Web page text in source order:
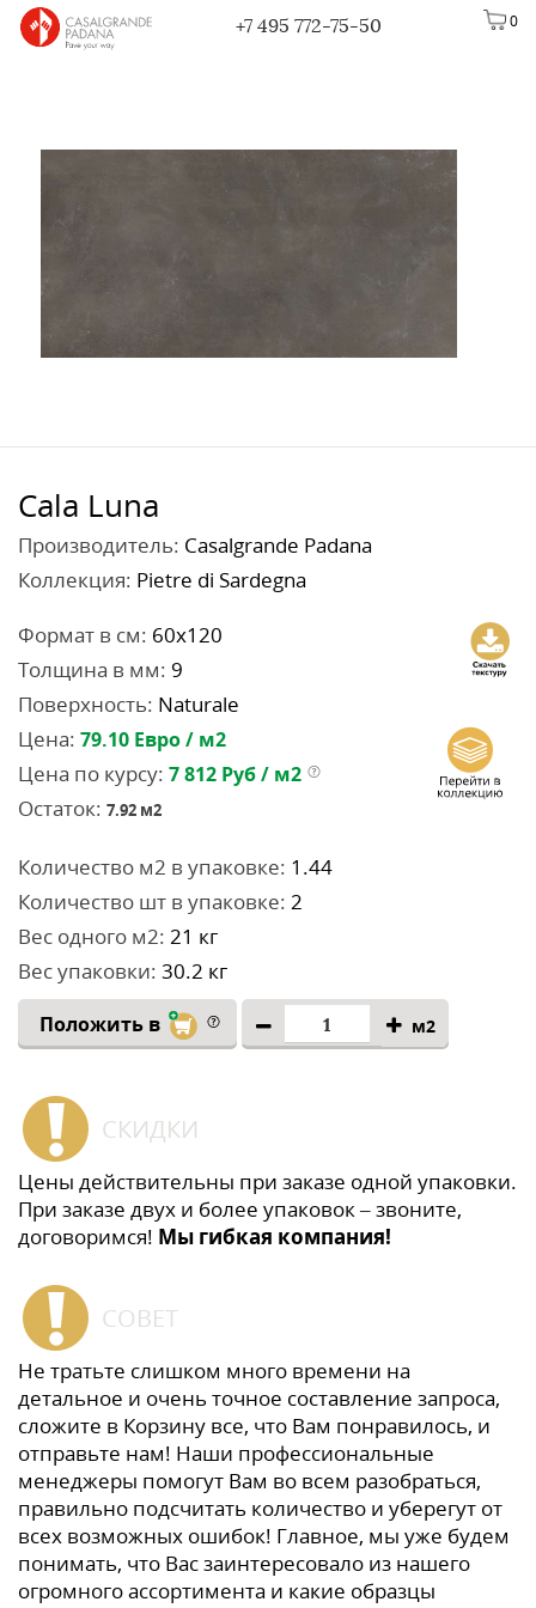
0
+7 495 772-75-50
Cala Luna
Производитель: Casalgrande Padana
Коллекция: Pietre di Sardegna
Формат в см: 60x120
Толщина в мм: 9
Поверхность: Naturale
Цена: 79.10 Евро / м2
Цена по курсу: 7 812 Руб / м2
Остаток: 7.92 м2
Количество м2 в упаковке: 1.44
Количество шт в упаковке: 2
Вес одного м2: 21 кг
Вес упаковки: 30.2 кг
Положить в м2
СКИДКИ
Цены действительны при заказе одной упаковки.
При заказе двух и более упаковок – звоните,
договоримся! Мы гибкая компания!
СОВЕТ
Не тратьте слишком много времени на
детальное и очень точное составление запроса,
сложите в Корзину все, что Вам понравилось, и
отправьте нам! Наши профессиональные
менеджеры помогут Вам во всем разобраться,
правильно подсчитать количество и уберегут от
всех возможных ошибок! Главное, мы уже будем
понимать, что Вас заинтересовало из нашего
огромного ассортимента и какие образцы